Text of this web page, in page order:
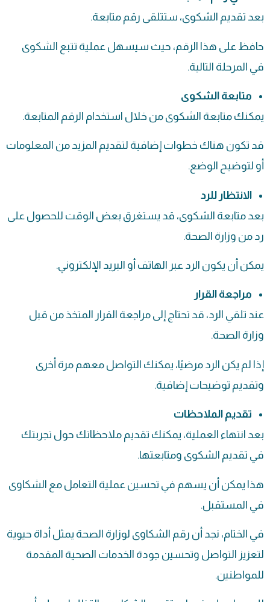
بعد تقديم الشكوى، ستتلقى رقم متابعة.
حافظ على هذا الرقم، حيث سيسهل عملية تتبع الشكوى
في المرحلة التالية.
متابعة الشكوى
يمكنك متابعة الشكوى من خلال استخدام الرقم المتابعة.
قد تكون هناك خطوات إضافية لتقديم المزيد من المعلومات
أو لتوضيح الوضع.
الانتظار للرد
بعد متابعة الشكوى، قد يستغرق بعض الوقت للحصول على
رد من وزارة الصحة.
يمكن أن يكون الرد عبر الهاتف أو البريد الإلكتروني.
مراجعة القرار
عند تلقي الرد، قد تحتاج إلى مراجعة القرار المتخذ من قبل
وزارة الصحة.
إذا لم يكن الرد مرضيًا، يمكنك التواصل معهم مرة أخرى
وتقديم توضيحات إضافية.
تقديم الملاحظات
بعد انتهاء العملية، يمكنك تقديم ملاحظاتك حول تجربتك
في تقديم الشكوى ومتابعتها.
هذا يمكن أن يسهم في تحسين عملية التعامل مع الشكاوى
في المستقبل.
في الختام، نجد أن رقم الشكاوى لوزارة الصحة يمثل أداة حيوية
لتعزيز التواصل وتحسين جودة الخدمات الصحية المقدمة
للمواطنين.